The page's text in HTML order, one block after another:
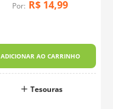
Por: R$ 14,99
ADICIONAR AO CARRINHO
Tesouras